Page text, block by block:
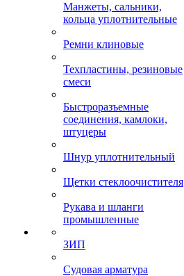
Манжеты, сальники,
кольца уплотнительные
Ремни клиновые
Техпластины, резиновые
смеси
Быстроразъемные
соединения, камлоки,
штуцеры
Шнур уплотнительный
Щетки стеклоочистителя
Рукава и шланги
промышленные
ЗИП
Судовая арматура